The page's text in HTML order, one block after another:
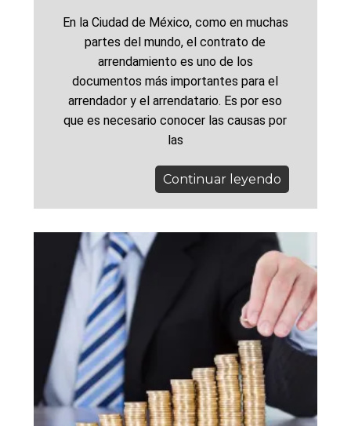
En la Ciudad de México, como en muchas
partes del mundo, el contrato de
arrendamiento es uno de los
documentos más importantes para el
arrendador y el arrendatario. Es por eso
que es necesario conocer las causas por
las
Continuar leyendo